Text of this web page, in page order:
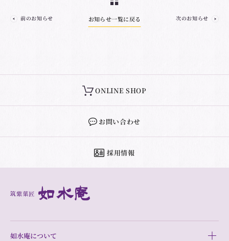
前のお知らせ お知らせ一覧に戻る 次のお知らせ
ONLINE SHOP
お問い合わせ
採用情報
如水庵について